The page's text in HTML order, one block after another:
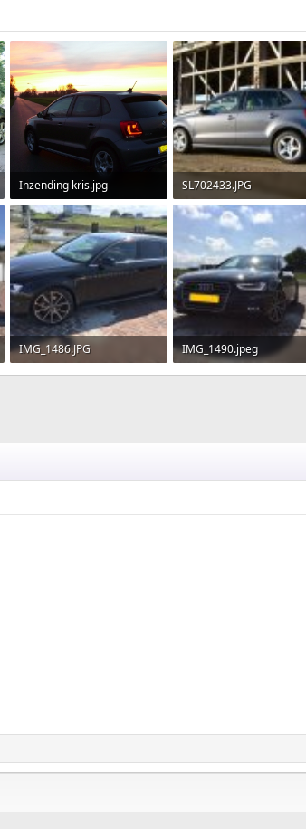
Inzending kris.jpg
5.6 MB · Weergaven: 140
SL702433.JPG
1.4 MB · Weergaven: 139
IMG_1486.JPG
1.1 MB · Weergaven: 8
IMG_1490.jpeg
1 MB · Weergaven: 5